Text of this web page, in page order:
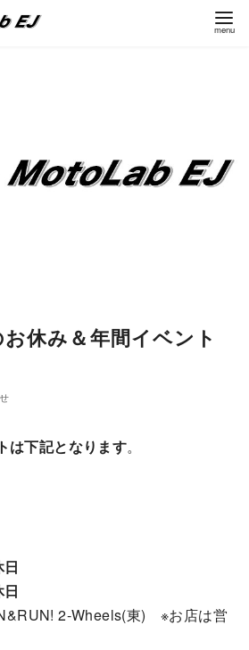
休み＆年間イベント
は下記となります。
日
日
2-Wheels(東) ※お店は営